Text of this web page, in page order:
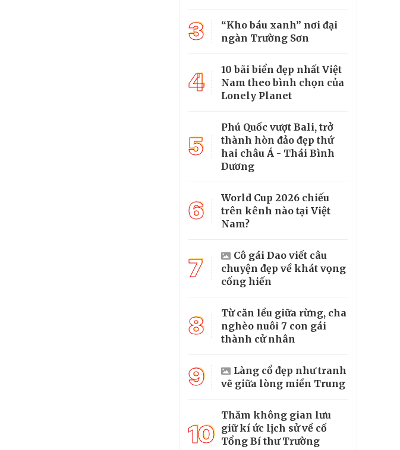
3
“Kho báu xanh” nơi đại
ngàn Trường Sơn
4
10 bãi biển đẹp nhất Việt
Nam theo bình chọn của
Lonely Planet
5
Phú Quốc vượt Bali, trở
thành hòn đảo đẹp thứ
hai châu Á - Thái Bình
Dương
6
World Cup 2026 chiếu
trên kênh nào tại Việt
Nam?
7
Cô gái Dao viết câu
chuyện đẹp về khát vọng
cống hiến
8
Từ căn lều giữa rừng, cha
nghèo nuôi 7 con gái
thành cử nhân
9
Làng cổ đẹp như tranh
vẽ giữa lòng miền Trung
10
Thăm không gian lưu
giữ kí ức lịch sử về cố
Tổng Bí thư Trường